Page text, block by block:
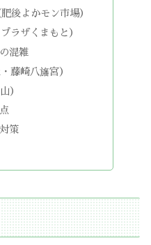
後よかモン市場）
ラザくまもと）
混雑
藤崎八旛宮）
）
策